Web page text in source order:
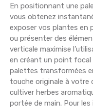
En positionnant une
vous obtenez
exposer vos plantes en
ou présenter des
verticale maximise
en créant un point focal
palettes transformées
touche originale à
cultiver herbes
portée de main. Pour